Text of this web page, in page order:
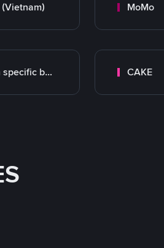
MoMo
Transfers with specific bank CAKE